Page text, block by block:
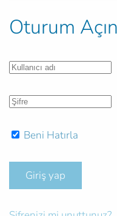
Oturum Açın
Beni Hatırla
Giriş yap